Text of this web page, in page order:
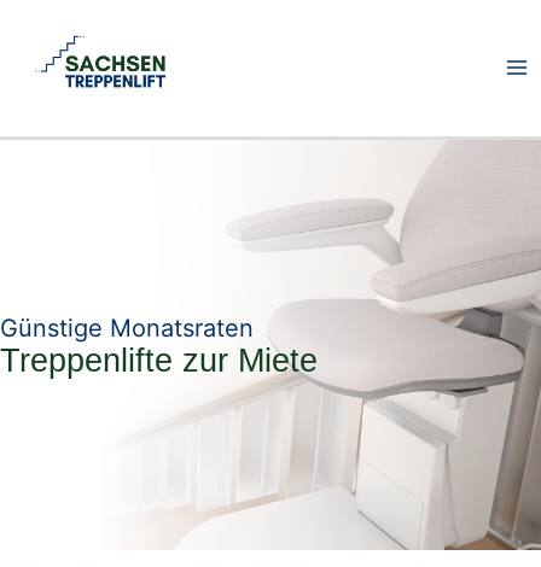
springen
Günstige Monatsraten
Treppenlifte zur Miete